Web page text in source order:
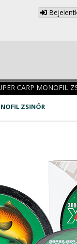
CARP MONOFIL
ZSINÓR